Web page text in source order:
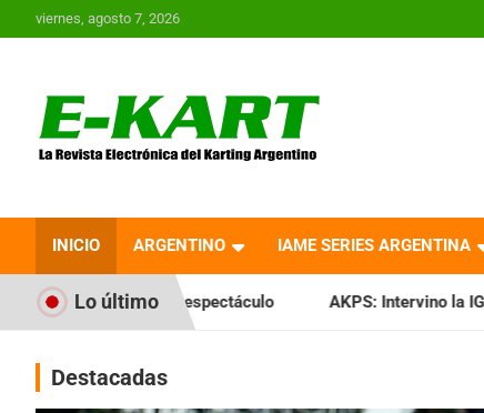
al
viernes, agosto 7, 2026
Revista Electrónica
Karting en Argentina
INICIO ARGENTINO IAME SERIES ARGENTINA
Lo último
espectáculo AKPS: Intervino la IGJ y oficializó el
Destacadas